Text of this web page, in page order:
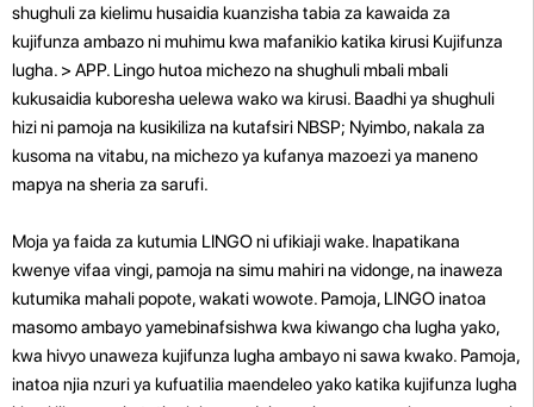
shughuli za kielimu husaidia kuanzisha tabia za kawaida za
kujifunza ambazo ni muhimu kwa mafanikio katika kirusi Kujifunza
lugha. > APP. Lingo hutoa michezo na shughuli mbali mbali
kukusaidia kuboresha uelewa wako wa kirusi. Baadhi ya shughuli
hizi ni pamoja na kusikiliza na kutafsiri NBSP; Nyimbo, nakala za
kusoma na vitabu, na michezo ya kufanya mazoezi ya maneno
mapya na sheria za sarufi.
Moja ya faida za kutumia LINGO ni ufikiaji wake. Inapatikana
kwenye vifaa vingi, pamoja na simu mahiri na vidonge, na inaweza
kutumika mahali popote, wakati wowote. Pamoja, LINGO inatoa
masomo ambayo yamebinafsishwa kwa kiwango cha lugha yako,
kwa hivyo unaweza kujifunza lugha ambayo ni sawa kwako. Pamoja,
inatoa njia nzuri ya kufuatilia maendeleo yako katika kujifunza lugha